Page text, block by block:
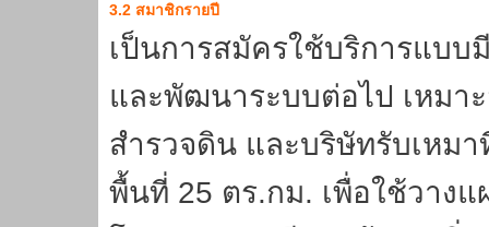
3.2 สมาชิกรายปี
เป็นการสมัครใช้บริการแบบ
และพัฒนาระบบต่อไป เหมา
สำรวจดิน และบริษัทรับเหม
พื้นที่ 25 ตร.กม. เพื่อใช้วาง